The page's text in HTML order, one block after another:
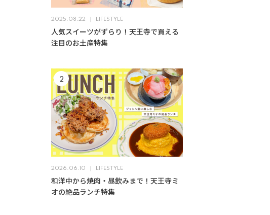
2025.08.22 LIFESTYLE
人気スイーツがずらり！天王寺で買える
注目のお土産特集
2026.06.10 LIFESTYLE
和洋中から焼肉・昼飲みまで！天王寺ミ
オの絶品ランチ特集